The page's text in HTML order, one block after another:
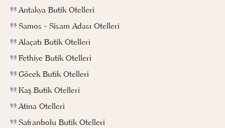
Antakya Butik Otelleri
Samos - Sisam Adası Otelleri
Alaçatı Butik Otelleri
Fethiye Butik Otelleri
Göcek Butik Otelleri
Kaş Butik Otelleri
Atina Otelleri
Safranbolu Butik Otelleri